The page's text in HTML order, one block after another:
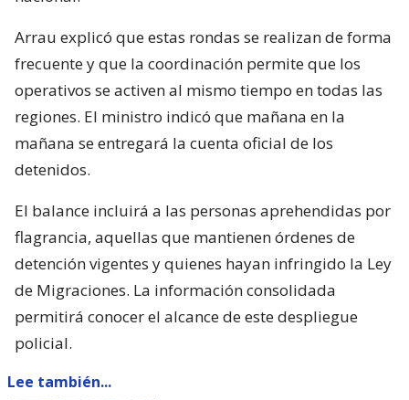
Arrau explicó que estas rondas se realizan de forma
frecuente y que la coordinación permite que los
operativos se activen al mismo tiempo en todas las
regiones. El ministro indicó que mañana en la
mañana se entregará la cuenta oficial de los
detenidos.
El balance incluirá a las personas aprehendidas por
flagrancia, aquellas que mantienen órdenes de
detención vigentes y quienes hayan infringido la Ley
de Migraciones. La información consolidada
permitirá conocer el alcance de este despliegue
policial.
Lee también...